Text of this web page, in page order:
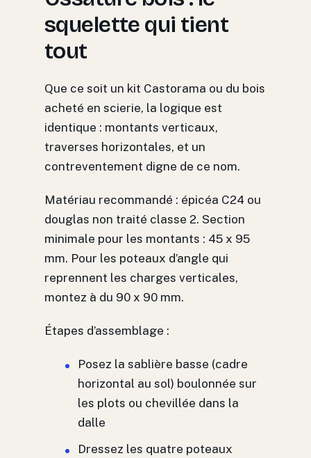
squelette qui tient
tout
Que ce soit un kit Castorama ou du bois
acheté en scierie, la logique est
identique : montants verticaux,
traverses horizontales, et un
contreventement digne de ce nom.
Matériau recommandé : épicéa C24 ou
douglas non traité classe 2. Section
minimale pour les montants : 45 x 95
mm. Pour les poteaux d’angle qui
reprennent les charges verticales,
montez à du 90 x 90 mm.
Étapes d’assemblage :
Posez la sablière basse (cadre
horizontal au sol) boulonnée sur
les plots ou chevillée dans la
dalle
Dressez les quatre poteaux